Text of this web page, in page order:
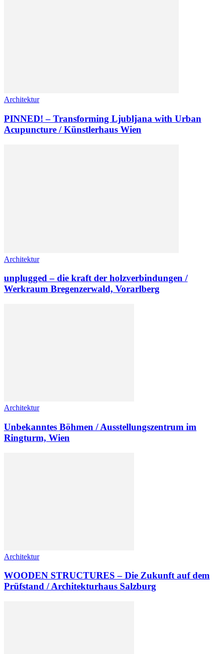
Architektur
PINNED! – Transforming Ljubljana with Urban
Acupuncture / Künstlerhaus Wien
Architektur
unplugged – die kraft der holzverbindungen /
Werkraum Bregenzerwald, Vorarlberg
Architektur
Unbekanntes Böhmen / Ausstellungszentrum im
Ringturm, Wien
Architektur
WOODEN STRUCTURES – Die Zukunft auf dem
Prüfstand / Architekturhaus Salzburg